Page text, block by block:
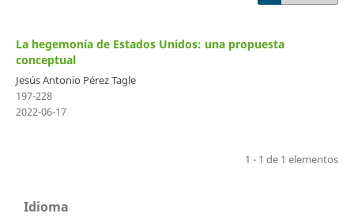
La hegemonía de Estados Unidos: una propuesta
conceptual
Jesús Antonio Pérez Tagle
197-228
2022-06-17
1 - 1 de 1 elementos
Idioma